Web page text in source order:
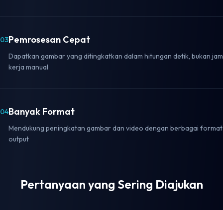
03Pemrosesan Cepat
Dapatkan gambar yang ditingkatkan dalam hitungan detik, bukan jam
kerja manual
04Banyak Format
Mendukung peningkatan gambar dan video dengan berbagai format
output
Pertanyaan yang Sering Diajukan